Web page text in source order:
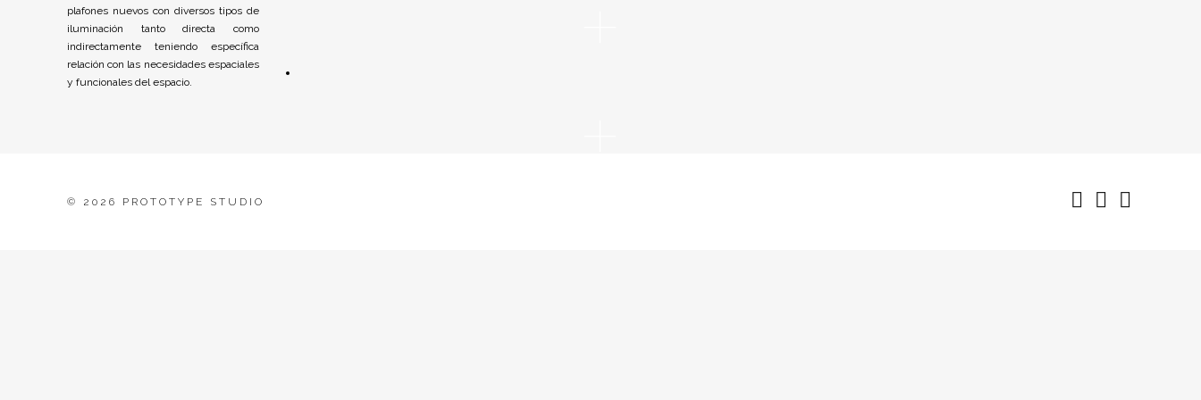
plafones nuevos con diversos tipos de
iluminación tanto directa como
indirectamente teniendo específica
relación con las necesidades espaciales
y funcionales del espacio.
© 2026 PROTOTYPE STUDIO